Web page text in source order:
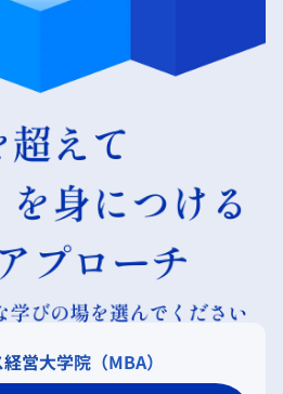
営大学院（MBA）